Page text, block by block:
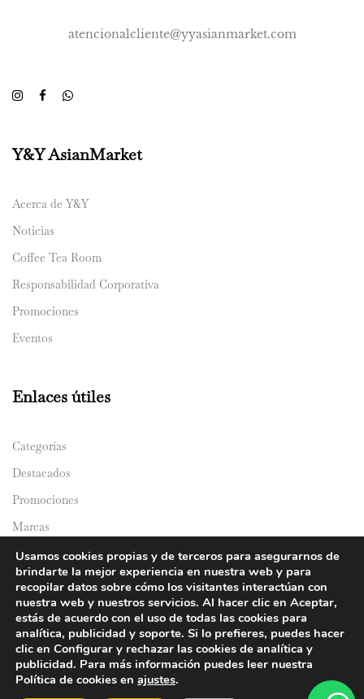
atencionalcliente@yyasianmarket.com
Y&Y AsianMarket
Acerca de Y&Y
Noticias
Coffee Tea Room
Responsabilidad Corporativa
Promociones
Eventos
Enlaces útiles
Categorías
Destacados
Promociones
Marcas
Catálogos
Domicilios
© 2024 Y&Y Asian Market. All rights reserved.
Usamos cookies propias y de terceros para asegurarnos de
brindarte la mejor experiencia en nuestra web y para
recopilar datos sobre cómo los visitantes interactúan con
nuestra web y nuestros servicios. Al hacer clic en Aceptar,
estás de acuerdo con el uso de todas las cookies para
analítica, publicidad y soporte. Si lo prefieres, puedes hacer
clic en Configurar y rechazar las cookies de analítica y
publicidad. Para más información puedes leer nuestra
Política de cookies en ajustes.